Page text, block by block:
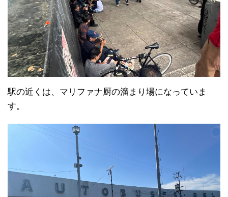
駅の近くは、マリファナ厨の溜まり場になっていま
す。